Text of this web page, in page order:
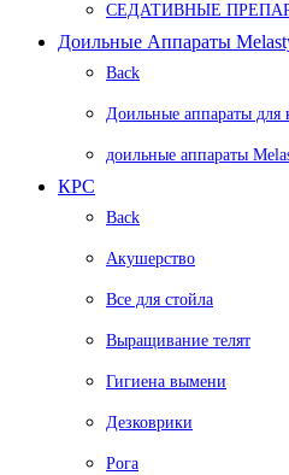
СЕДАТИВНЫЕ
Доильные Аппараты
Back
Доильные аппараты для
доильные аппараты
КРС
Back
Акушерство
Все для стойла
Выращивание телят
Гигиена вымени
Дезковрики
Рога